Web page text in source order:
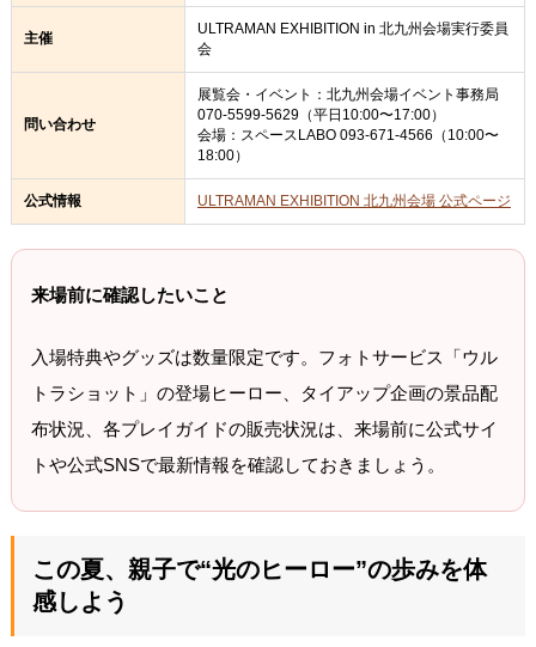
主催
ULTRAMAN EXHIBITION in 北九州会場実行委員
会
問い合わせ
展覧会・イベント：北九州会場イベント事務局
070-5599-5629（平日10:00〜17:00）
会場：スペースLABO 093-671-4566（10:00〜
18:00）
公式情報 ULTRAMAN EXHIBITION 北九州会場 公式ページ
来場前に確認したいこと
入場特典やグッズは数量限定です。フォトサービス「ウル
トラショット」の登場ヒーロー、タイアップ企画の景品配
布状況、各プレイガイドの販売状況は、来場前に公式サイ
トや公式SNSで最新情報を確認しておきましょう。
この夏、親子で“光のヒーロー”の歩みを体
感しよう